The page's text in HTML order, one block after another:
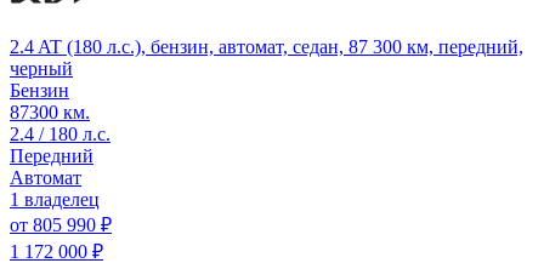
2.4 AT (180 л.с.), бензин, автомат, седан, 87 300 км, передний,
черный
Бензин
87300 км.
2.4 / 180 л.с.
Передний
Автомат
1 владелец
от 805 990 ₽
1 172 000 ₽